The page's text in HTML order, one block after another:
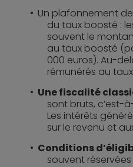
Un plafonnement
du taux boosté :
souvent le
au taux boosté
000 euros). Au-
rémunérés au
Une fiscalité
sont bruts, c’est-
Les intérêts
sur le revenu et
Conditions
souvent